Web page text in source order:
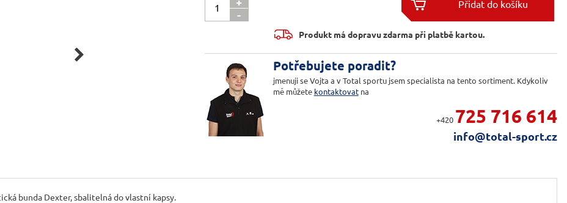

-


Produkt má dopravu zdarma při platbě kartou.
Potřebujete poradit?
jmenuji se Vojta a v Total sportu jsem specialista na tento sortiment. Kdykoliv
mě můžete kontaktovatna
+420 725 716 614
info@total-sport.cz
bunda Dexter, sbalitelná do vlastní kapsy.